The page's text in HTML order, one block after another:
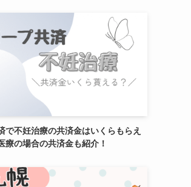
で不妊治療の共済金はいくらもらえ
療の場合の共済金も紹介！